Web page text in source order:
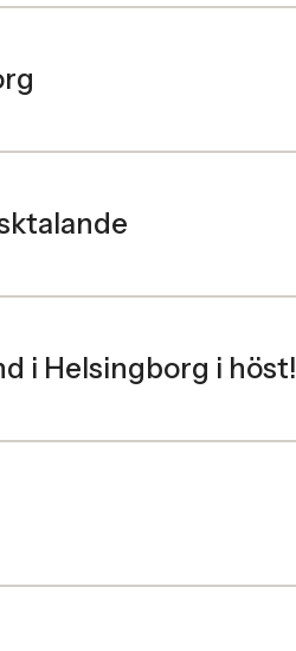
i Helsingborg i höst!